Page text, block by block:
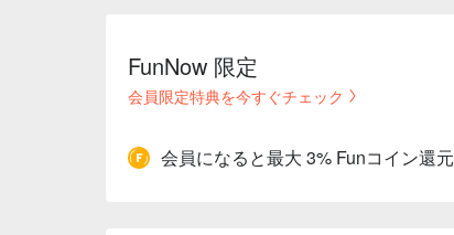
FunNow 限定
会員限定特典を今すぐチェック
会員になると最大 3% Funコイン還元